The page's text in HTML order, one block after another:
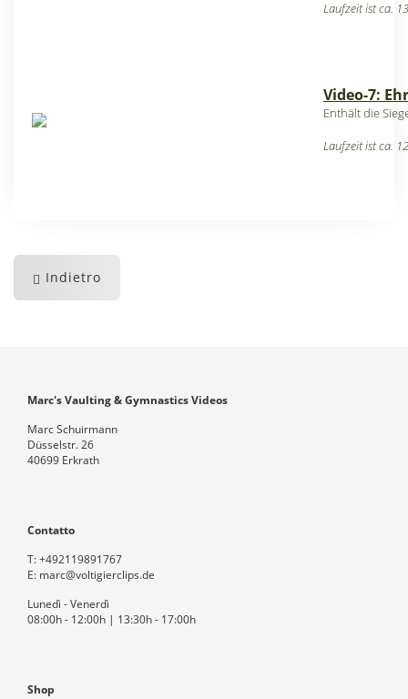
Laufzeit ist ca.
Video-7:
Enthält die
Laufzeit ist ca.
Indietro
Marc's Vaulting & Gymnastics Videos
Marc Schuirmann
Düsselstr. 26
40699 Erkrath
Contatto
T:+492119891767
E: marc@voltigierclips.de
Lunedì - Venerdì
08:00h - 12:00h | 13:30h - 17:00h
Shop